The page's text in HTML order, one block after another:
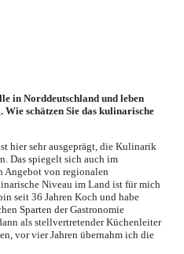
in Norddeutschland und leben
schätzen Sie das kulinarische
hier sehr ausgeprägt, die Kulinarik
Das spiegelt sich auch im
Angebot von regionalen
Niveau im Land ist für mich
seit 36 Jahren Koch und habe
Sparten der Gastronomie
als stellvertretender Küchenleiter
vor vier Jahren übernahm ich die